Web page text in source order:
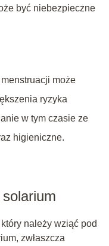
być niebezpieczne
może
ryzyka
w tym czasie ze
higieniczne.
należy wziąć pod
zwłaszcza